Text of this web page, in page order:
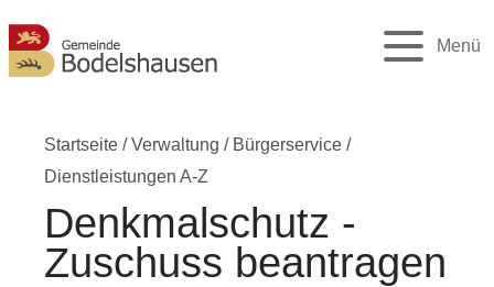
Menü
Startseite /Verwaltung / Bürgerservice /
Dienstleistungen A-Z
Denkmalschutz -
Zuschuss beantragen